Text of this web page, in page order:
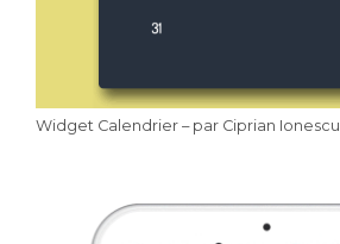
Widget Calendrier – par Ciprian Ionescu